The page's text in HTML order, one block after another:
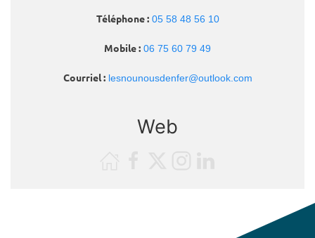
Téléphone : 05 58 48 56 10
Mobile : 06 75 60 79 49
Courriel : lesnounousdenfer@outlook.com
Web